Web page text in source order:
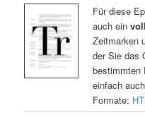
Für diese
auch ein
Zeitmarken
der Sie das
bestimmten
einfach
Formate: